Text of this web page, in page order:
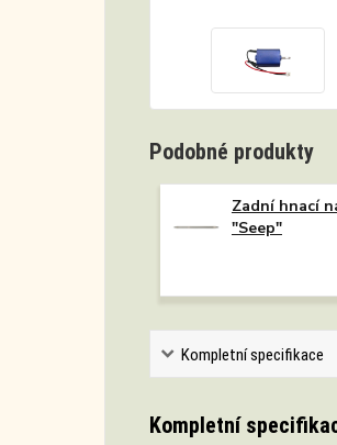
Podobné produkty
Zadní hnací
"Seep"
Kompletní specifikace
Kompletní